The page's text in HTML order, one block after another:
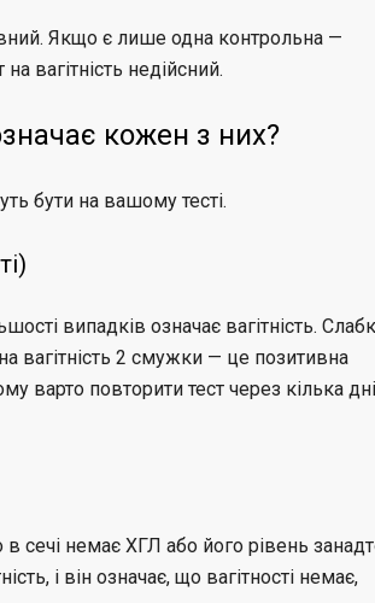
Якщо є лише одна контрольна —
вагітність недійсний.
кожен з них?
бути на вашому тесті.
випадків означає вагітність.
вагітність 2 смужки — це позитивна
варто повторити тест через кілька
сечі немає ХГЛ або його рівень
і він означає, що вагітності немає,